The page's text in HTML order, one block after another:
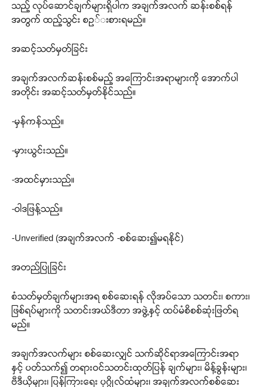
သည့် လုပ်ဆောင်ချက်များရှိပါက အချက်အလက် ဆန်းစစ်ရန်
အတွက် ထည့်သွင်း စဥ်းစားရမည်။
အဆင့်သတ်မှတ်ခြင်း
အချက်အလက်ဆန်းစစ်မည့် အကြောင်းအရာများကို အောက်ပါ
အတိုင်း အဆင့်သတ်မှတ်နိုင်သည်။
-မှန်ကန်သည်။
-မှားယွင်းသည်။
-အထင်မှားသည်။
-ဝါဒဖြန့်သည်။
-Unverified (အချက်အလက် -စစ်ဆေး၍မရနိုင်)
အတည်ပြုခြင်း
စံသတ်မှတ်ချက်များအရ စစ်ဆေးရန် လိုအပ်သော သတင်း၊ စကား၊
ဖြစ်ရပ်များကို သတင်းအယ်ဒီတာ အဖွဲ့နှင့် ထပ်မံစိစစ်ဆုံးဖြတ်ရ
မည်။
အချက်အလက်များ စစ်ဆေးလျှင် သက်ဆိုင်ရာအကြောင်းအရာ
နှင့် ပတ်သက်၍ တရားဝင်သတင်းထုတ်ပြန် ချက်များ၊ မိန့်ခွန်းများ၊
ဗီဒီယိုများ၊ ပြန်ကြားရေး ပုဂ္ဂိုလ်ထံများ၊ အချက်အလက်စစ်ဆေး